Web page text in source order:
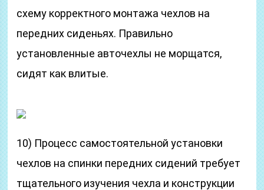
схему корректного монтажа чехлов на
передних сиденьях. Правильно
установленные авточехлы не морщатся,
сидят как влитые.
10) Процесс самостоятельной установки
чехлов на спинки передних сидений требует
тщательного изучения чехла и конструкции